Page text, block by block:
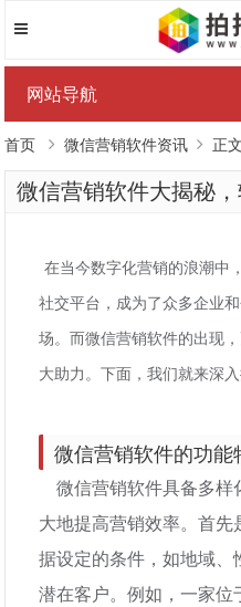
网站导航
首页 微信营销软件资讯 正文
微信营销软件大揭秘
在当今数字化营销的浪潮中
社交平台，成为了众多企业
场。而微信营销软件的出现
大助力。下面，我们就来深
微信营销软件的功能
微信营销软件具备多样
大地提高营销效率。首
据设定的条件，如地域
潜在客户。例如，一家